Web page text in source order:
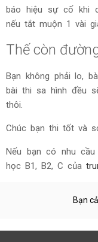
báo hiệu sự cố khi
nếu tắt muộn 1 vài
Thế còn
Bạn không phải lo,
bài thi sa hình đều
thôi.
Chúc bạn thi tốt và
Nếu bạn có nhu
học B1, B2, C của
Bạn